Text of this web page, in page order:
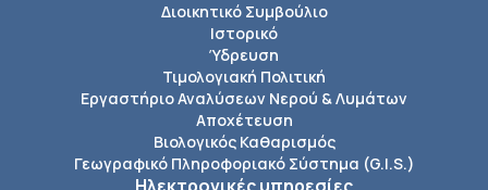
Διοικητικό Συμβούλιο
Ιστορικό
Ύδρευση
Τιμολογιακή Πολιτική
Εργαστήριο Αναλύσεων Νερού & Λυμάτων
Αποχέτευση
Βιολογικός Καθαρισμός
Γεωγραφικό Πληροφοριακό Σύστημα (G.I.S.)